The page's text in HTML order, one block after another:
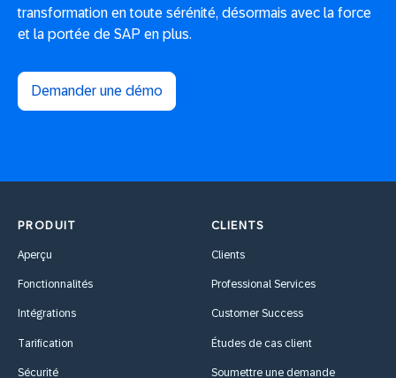
transformation en toute sérénité, désormais avec la force
et la portée de SAP en plus.
Demander une démo
PRODUIT
Aperçu
Fonctionnalités
Intégrations
Tarification
Sécurité
CLIENTS
Clients
Professional Services
Customer Success
Études de cas client
Soumettre une demande